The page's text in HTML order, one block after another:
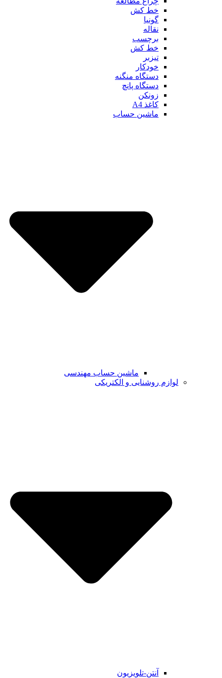
خط کش
گونیا
نقاله
برچسب
خط کش
تیزبر
خودکار
دستگاه منگنه
دستگاه پانچ
زونکن
کاغذ A4
ماشین حساب
ماشین حساب مهندسی
لوازم روشنایی و الکتریکی
آنتن-تلویزیون